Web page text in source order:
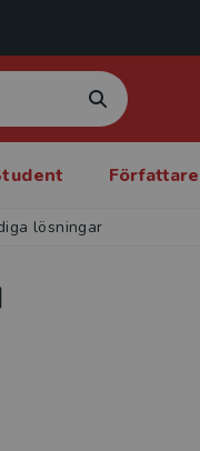
Författare
lösningar